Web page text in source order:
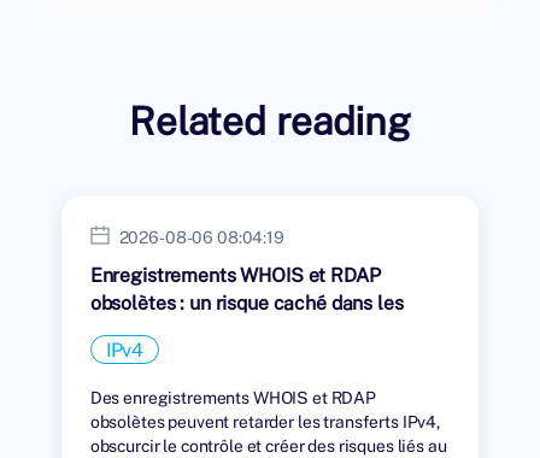
Related reading
2026-08-06 08:04:19
Enregistrements WHOIS et RDAP
obsolètes : un risque caché dans les
transferts IPv4
IPv4
Des enregistrements WHOIS et RDAP
obsolètes peuvent retarder les transferts IPv4,
obscurcir le contrôle et créer des risques liés au